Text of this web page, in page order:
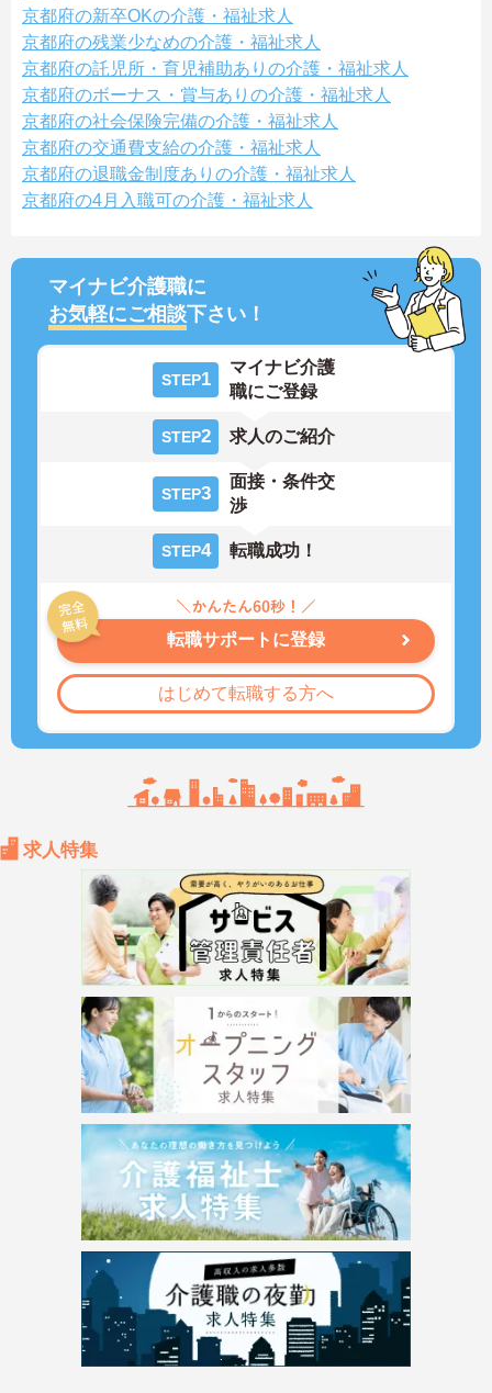
京都府の新卒OKの介護・福祉求人
京都府の残業少なめの介護・福祉求人
京都府の託児所・育児補助ありの介護・福祉求人
京都府のボーナス・賞与ありの介護・福祉求人
京都府の社会保険完備の介護・福祉求人
京都府の交通費支給の介護・福祉求人
京都府の退職金制度ありの介護・福祉求人
京都府の4月入職可の介護・福祉求人
マイナビ介護職に
お気軽にご相談下さい！
STEP1
マイナビ介護
職にご登録
STEP2 求人のご紹介
STEP3
面接・条件交
渉
STEP4 転職成功！
転職サポートに登録
はじめて転職する方へ
求人特集